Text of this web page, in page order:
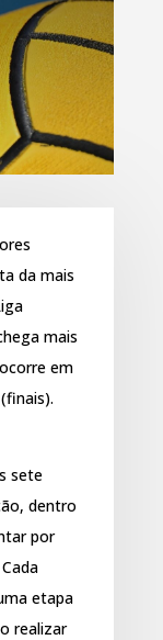
da mais
mais
em
sete
dentro
por
etapa
realizar